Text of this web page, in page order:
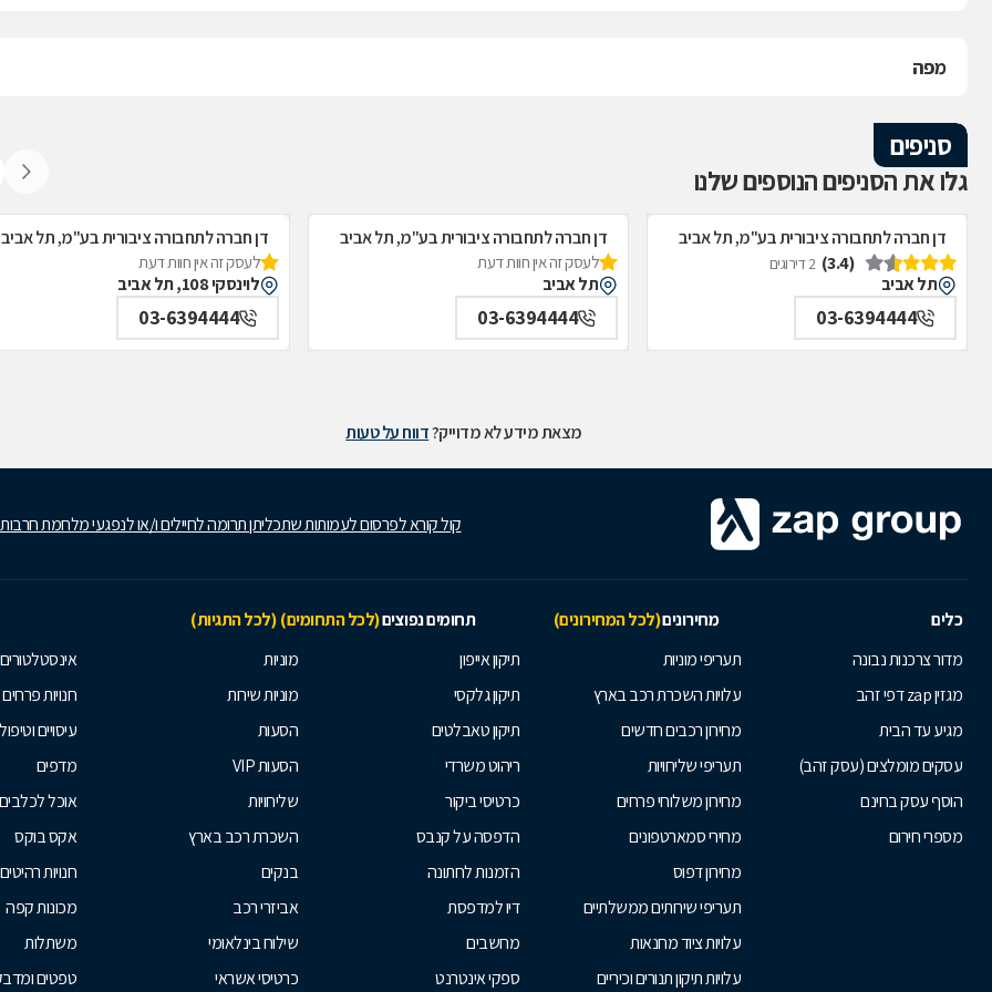
מפה
סניפים
גלו את הסניפים הנוספים שלנו
דן חברה לתחבורה ציבורית בע"מ, תל אביב
(3.4)
2 דירוגים
תל אביב
03-6394444
דן חברה לתחבורה ציבורית בע"מ, תל אביב
לעסק זה אין חוות דעת
תל אביב
03-6394444
דן חברה לתחבורה ציבורית בע"מ, תל אביב
לעסק זה אין חוות דעת
לוינסקי 108, תל אביב
03-6394444
מצאת מידע לא מדוייק?דווח על טעות
קול קורא לפרסום לעמותות שתכליתן תרומה לחיילים ו/או לנפגעי מלחמת
כלים מחירונים(לכל המחירונים) תחומים נפוצים(לכל התחומים) (לכל התגיות)
מדור צרכנות נבונה
מגזין zap דפי זהב
מגיע עד הבית
עסקים מומלצים (עסק זהב)
הוסף עסק בחינם
מספרי חירום
תעריפי מוניות
עלויות השכרת רכב בארץ
מחירון רכבים חדשים
תעריפי שליחויות
מחירון משלוחי פרחים
מחירי סמארטפונים
מחירון דפוס
תעריפי שירותים ממשלתיים
עלויות ציוד מחנאות
עלויות תיקון תנורים וכיריים
תיקון אייפון
תיקון גלקסי
תיקון טאבלטים
ריהוט משרדי
כרטיסי ביקור
הדפסה על קנבס
הזמנות לחתונה
דיו למדפסת
מחשבים
ספקי אינטרנט
מוניות
מוניות שירות
הסעות
הסעות VIP
שליחויות
השכרת רכב בארץ
בנקים
אביזרי רכב
שילוח בינלאומי
כרטיסי אשראי
אינסטלטורים
חנויות פרחים
עיסויים
מדפים
אוכל לכלבים
אקס בוקס
חנויות רהיטים
מכונות קפה
משתלות
טפטים